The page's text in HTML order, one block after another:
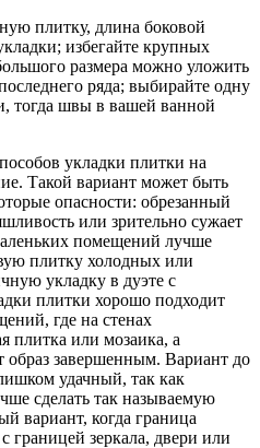
плитку, длина боковой
избегайте крупных
размера можно уложить
ряда; выбирайте одну
тогда швы в вашей ванной
укладки плитки на
Такой вариант может быть
опасности: обрезанный
или зрительно сужает
помещений лучше
плитку холодных или
укладку в дуэте с
плитки хорошо подходит
где на стенах
плитка или мозаика, а
образ завершенным. Вариант до
удачный, так как
сделать так называемую
вариант, когда граница
границей зеркала, двери или